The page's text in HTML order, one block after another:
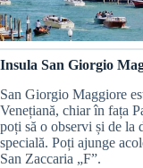
Insula San Giorgio
San Giorgio Maggiore
Venețiană, chiar în fața
poți să o observi și de la
specială. Poți ajunge
San Zaccaria „F”.